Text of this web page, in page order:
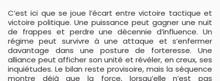
C’est ici que se joue l’écart entre victoire tactique et
victoire politique. Une puissance peut gagner une nuit
de frappes et perdre une décennie d’influence. Un
régime peut survivre à une attaque et s’enfermer
davantage dans une posture de forteresse. Une
alliance peut afficher son unité et révéler, en creux, ses
inquiétudes. Le bilan reste provisoire, mais la séquence
montre déjà que la force, lorsqu’elle n’est pas